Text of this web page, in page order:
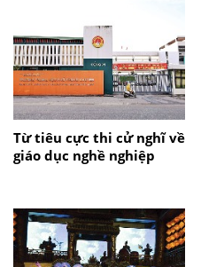
Từ tiêu cực thi cử nghĩ về
giáo dục nghề nghiệp